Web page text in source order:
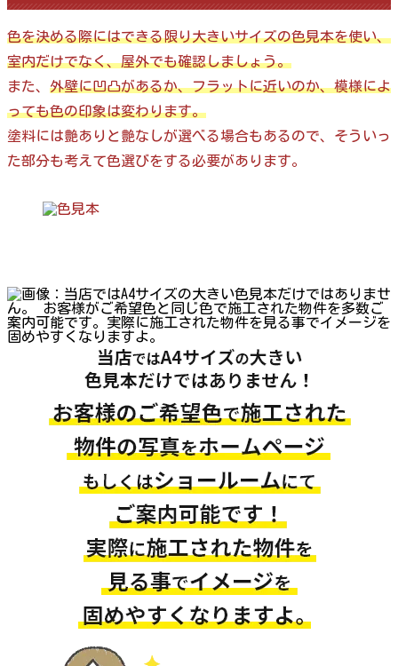
色を決める際にはできる限り大きいサイズの色見本を使い、
室内だけでなく、屋外でも確認しましょう。
また、 外壁に凹凸があるか、フラットに近いのか、模様によ
っても色の印象は変わります。
塗料には艶ありと艶なしが選べる場合もあるので、そういっ
た部分も考えて色選びをする必要があります。